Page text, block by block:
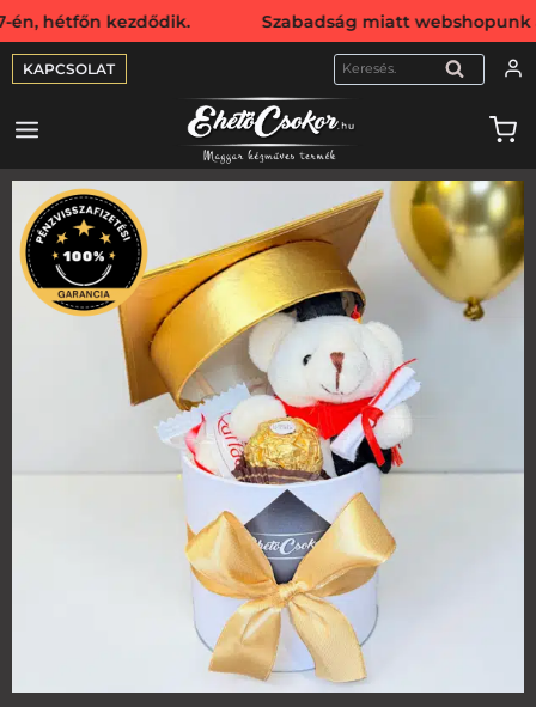
Szabadság miatt webshopunk
KAPCSOLAT KERESÉS